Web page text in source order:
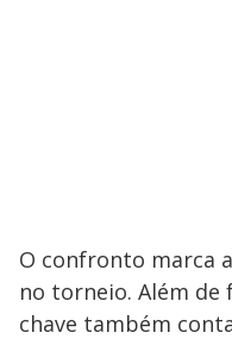
O confronto marca
no torneio. Além de
chave também